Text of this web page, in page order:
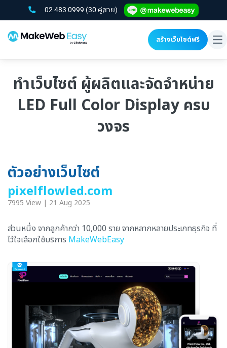
02 483 0999 (30 คู่สาย)
สร้างเว็บไซต์ฟรี
ทำเว็บไซต์ ผู้ผลิตและจัดจำหน่าย
LED Full Color Display ครบ
วงจร
ตัวอย่างเว็บไซต์
pixelflowled.com
7995 View | 21 Aug 2025
ส่วนหนึ่ง จากลูกค้ากว่า 10,000 ราย จากหลากหลายประเภทธุรกิจ ที่
ไว้ใจเลือกใช้บริการ MakeWebEasy